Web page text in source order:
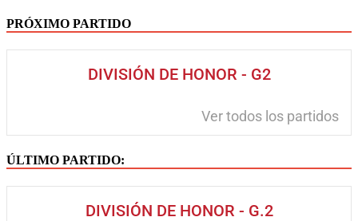
PRÓXIMO PARTIDO
DIVISIÓN DE HONOR - G2
Ver todos los partidos
ÚLTIMO PARTIDO:
DIVISIÓN DE HONOR - G.2